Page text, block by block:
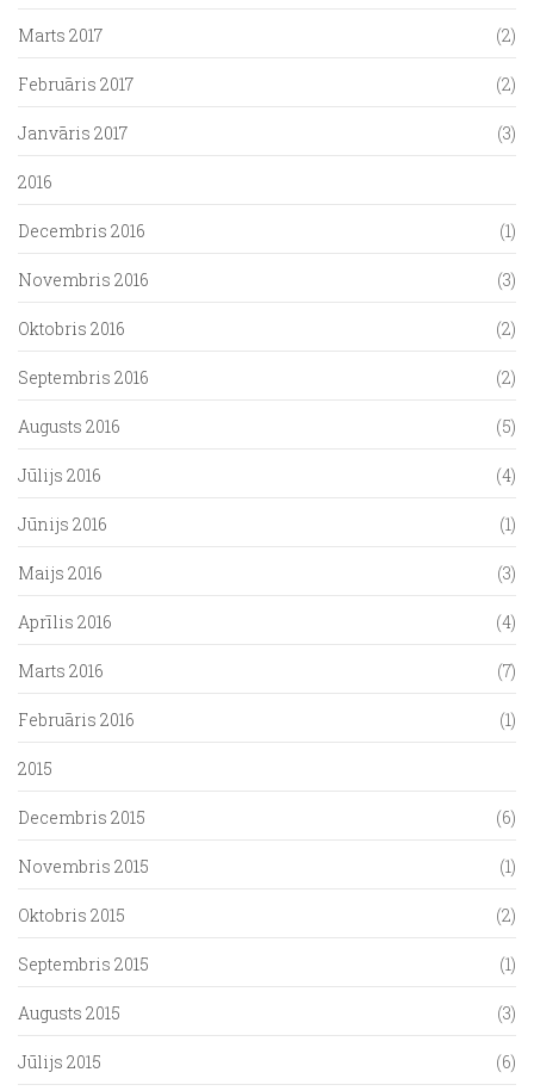
Marts 2017 (2)
Februāris 2017 (2)
Janvāris 2017 (3)
2016
Decembris 2016 (1)
Novembris 2016 (3)
Oktobris 2016 (2)
Septembris 2016 (2)
Augusts 2016 (5)
Jūlijs 2016 (4)
Jūnijs 2016 (1)
Maijs 2016 (3)
Aprīlis 2016 (4)
Marts 2016 (7)
Februāris 2016 (1)
2015
Decembris 2015 (6)
Novembris 2015 (1)
Oktobris 2015 (2)
Septembris 2015 (1)
Augusts 2015 (3)
Jūlijs 2015 (6)